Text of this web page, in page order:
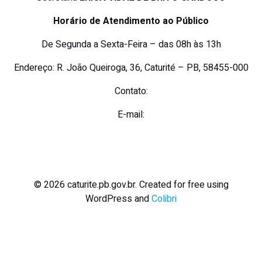
Horário de Atendimento ao Público
De Segunda a Sexta-Feira – das 08h às 13h
Endereço: R. João Queiroga, 36, Caturité – PB, 58455-000
Contato:
E-mail:
© 2026 caturite.pb.gov.br. Created for free using
WordPress andColibri